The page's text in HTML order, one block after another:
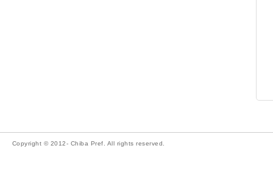
Copyright © 2012- Chiba Pref. All rights reserved.